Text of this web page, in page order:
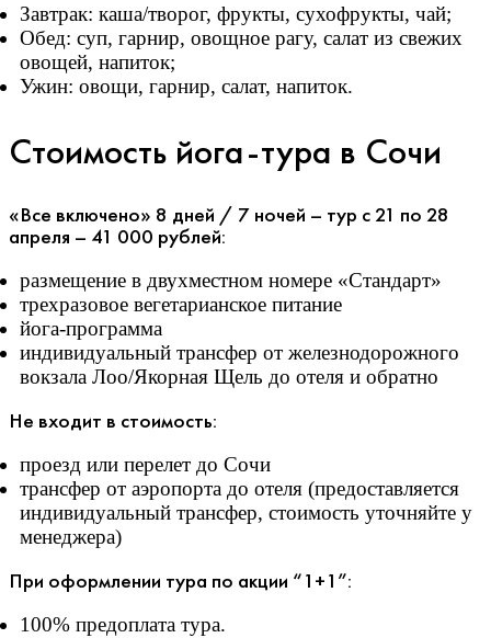
Завтрак: каша/творог, фрукты, сухофрукты, чай;
Обед: суп, гарнир, овощное рагу, салат из свежих
овощей, напиток;
Ужин: овощи, гарнир, салат, напиток.
Стоимость йога-тура в Сочи
«Все включено» 8 дней / 7 ночей – тур с 21 по 28
апреля – 41 000 рублей:
размещение в двухместном номере «Стандарт»
трехразовое вегетарианское питание
йога-программа
индивидуальный трансфер от железнодорожного
вокзала Лоо/Якорная Щель до отеля и обратно
Не входит в стоимость:
проезд или перелет до Сочи
трансфер от аэропорта до отеля (предоставляется
индивидуальный трансфер, стоимость уточняйте у
менеджера)
При оформлении тура по акции “1+1”:
100% предоплата тура.